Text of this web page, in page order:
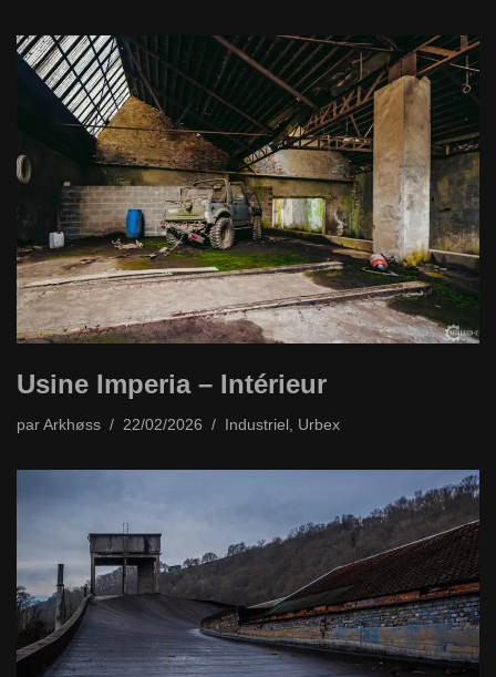
Usine Imperia – Intérieur
par Arkhøss 22/02/2026 Industriel , Urbex